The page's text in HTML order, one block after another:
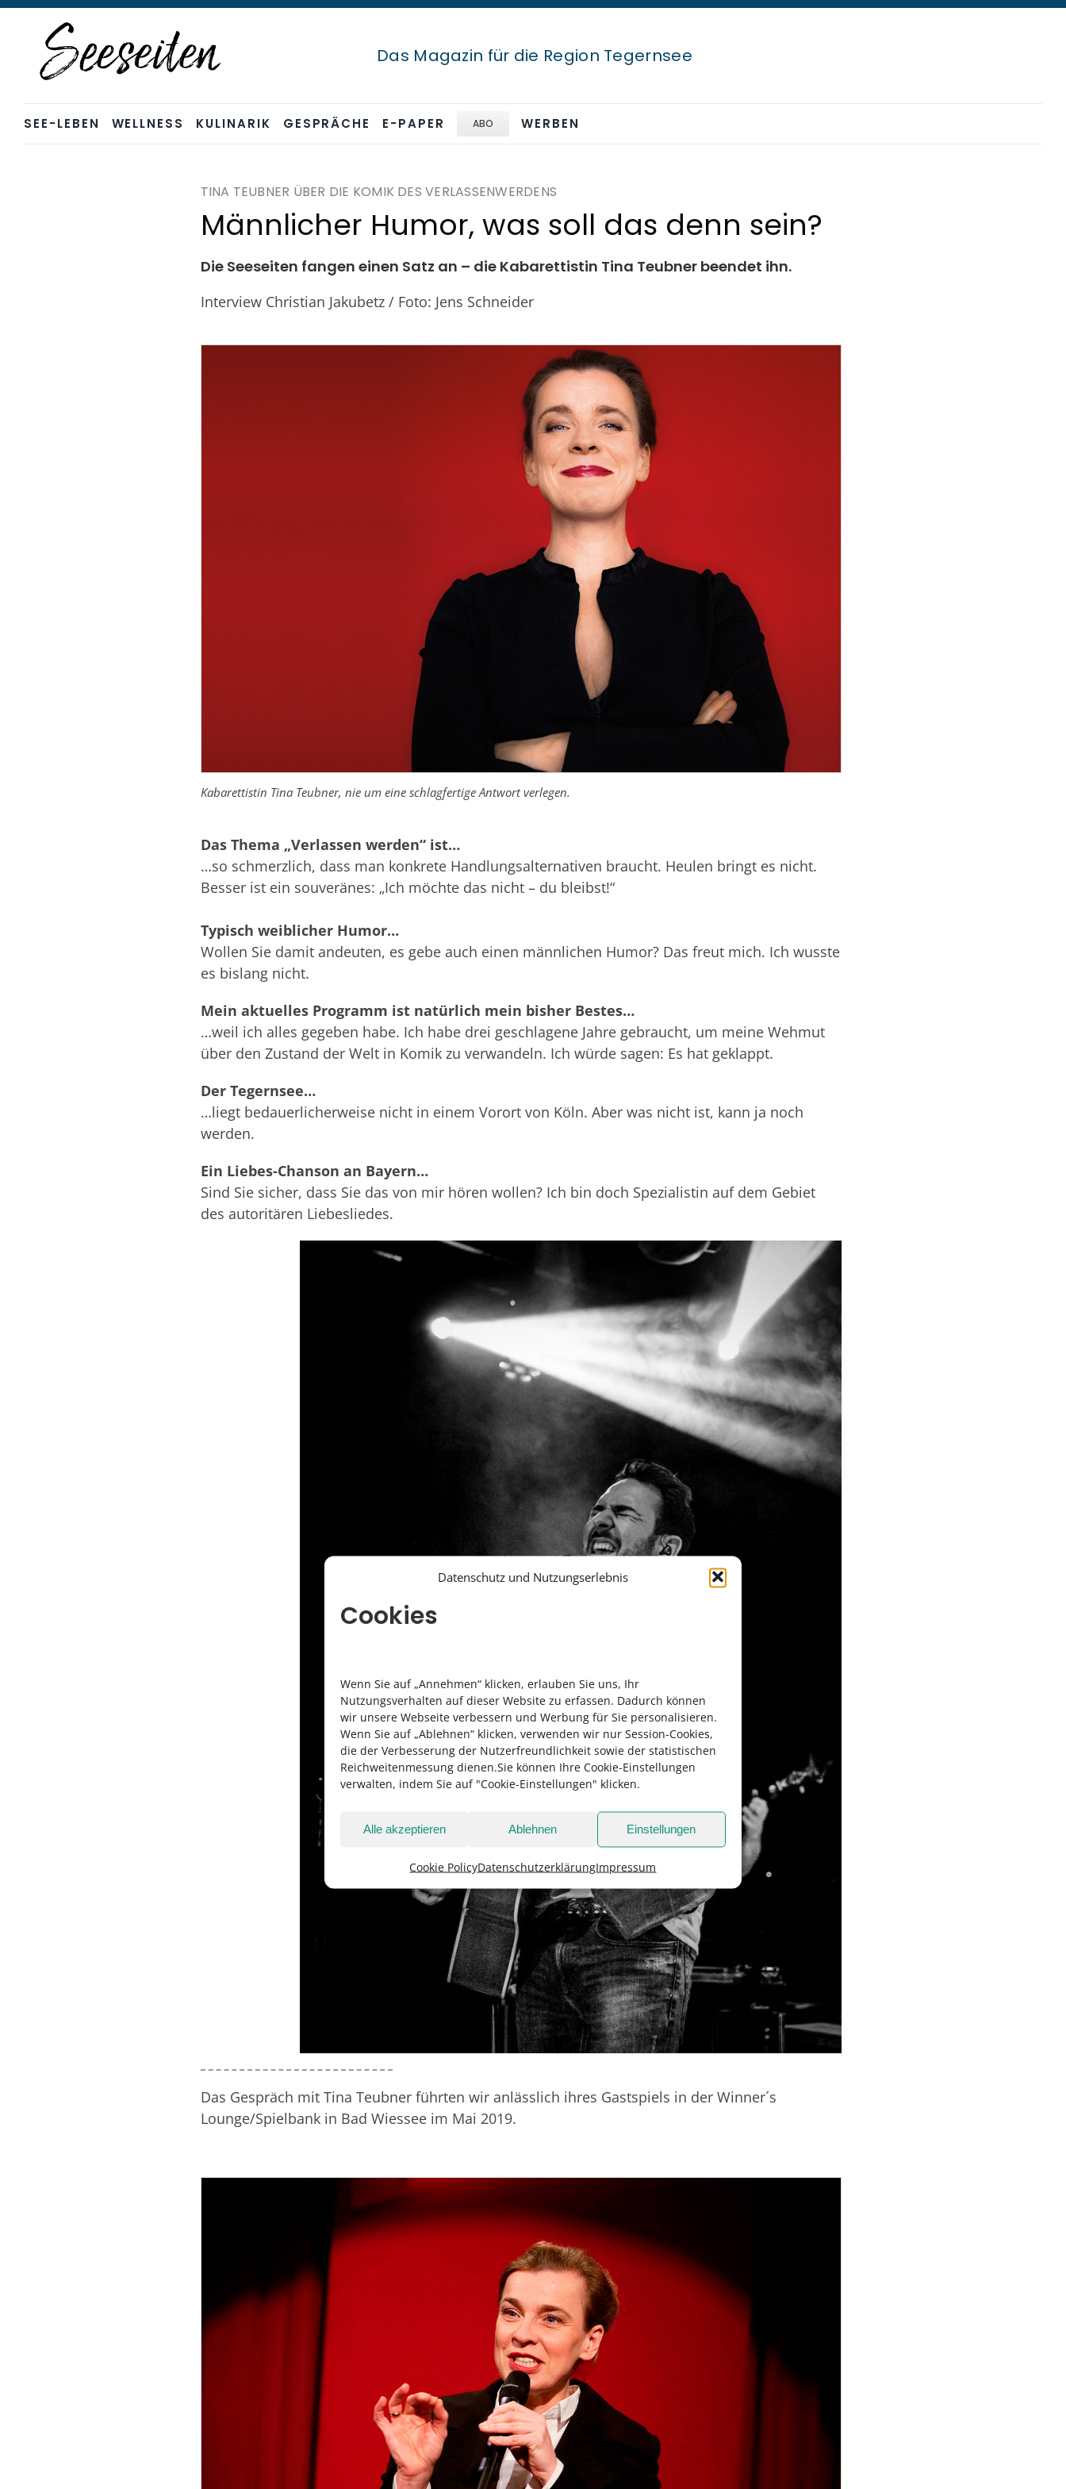
Datenschutz und Nutzungserlebnis
Cookies
Wenn Sie auf „Annehmen“ klicken, erlauben Sie uns, Ihr
Nutzungsverhalten auf dieser Website zu erfassen. Dadurch können
wir unsere Webseite verbessern und Werbung für Sie personalisieren.
Wenn Sie auf „Ablehnen“ klicken, verwenden wir nur Session-Cookies,
die der Verbesserung der Nutzerfreundlichkeit sowie der statistischen
Reichweitenmessung dienen.Sie können Ihre Cookie-Einstellungen
verwalten, indem Sie auf "Cookie-Einstellungen" klicken.
Alle akzeptieren Ablehnen Einstellungen
Cookie PolicyDatenschutzerklärungImpressum
Skip
content
Das Magazin für die Region Tegernsee
SEE-LEBEN WELLNESS KULINARIK GESPRÄCHE E-PAPER ABO WERBEN
TINA TEUBNER ÜBER DIE KOMIK DES VERLASSENWERDENS
Männlicher Humor, was soll das denn sein?
Die Seeseiten fangen einen Satz an – die Kabarettistin Tina Teubner beendet ihn.
Interview Christian Jakubetz / Foto: Jens Schneider
Kabarettistin Tina Teubner, nie um eine schlagfertige Antwort verlegen.
Das Thema „Verlassen werden“ ist…
…so schmerzlich, dass man konkrete Handlungsalternativen braucht. Heulen bringt es nicht.
Besser ist ein souveränes: „Ich möchte das nicht – du bleibst!“
Typisch weiblicher Humor…
Wollen Sie damit andeuten, es gebe auch einen männlichen Humor? Das freut mich. Ich wusste
es bislang nicht.
Mein aktuelles Programm ist natürlich mein bisher Bestes…
…weil ich alles gegeben habe. Ich habe drei geschlagene Jahre gebraucht, um meine Wehmut
über den Zustand der Welt in Komik zu verwandeln. Ich würde sagen: Es hat geklappt.
Der Tegernsee…
…liegt bedauerlicherweise nicht in einem Vorort von Köln. Aber was nicht ist, kann ja noch
werden.
Ein Liebes-Chanson an Bayern…
Sind Sie sicher, dass Sie das von mir hören wollen? Ich bin doch Spezialistin auf dem Gebiet
des autoritären Liebesliedes.
Das Gespräch mit Tina Teubner führten wir anlässlich ihres Gastspiels in der Winner´s
Lounge/Spielbank in Bad Wiessee im Mai 2019.